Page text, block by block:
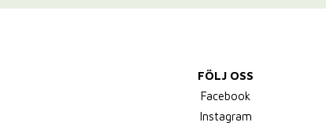
FÖLJ OSS
Facebook
Instagram